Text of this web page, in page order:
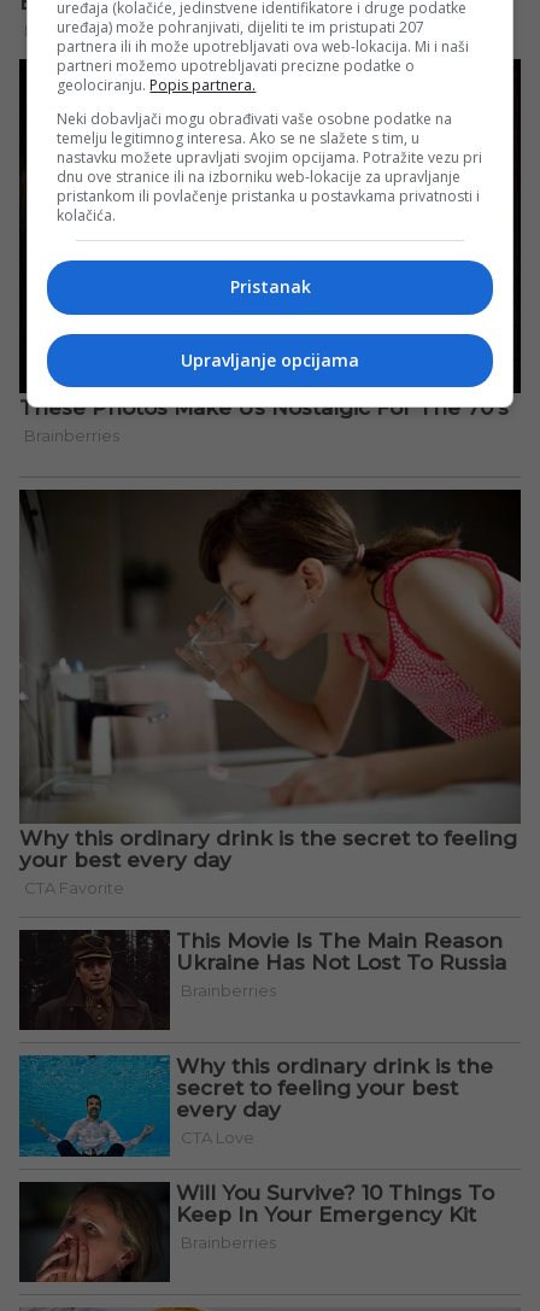
uređaja (kolačiće, jedinstvene identifikatore i druge podatke
uređaja) može pohranjivati, dijeliti te im pristupati 207
partnera ili ih može upotrebljavati ova web-lokacija. Mi i naši
partneri možemo upotrebljavati precizne podatke o
geolociranju. Popis partnera.
Neki dobavljači mogu obrađivati vaše osobne podatke na
temelju legitimnog interesa. Ako se ne slažete s tim, u
nastavku možete upravljati svojim opcijama. Potražite vezu pri
dnu ove stranice ili na izborniku web-lokacije za upravljanje
pristankom ili povlačenje pristanka u postavkama privatnosti i
kolačića.
Pristanak
Upravljanje opcijama